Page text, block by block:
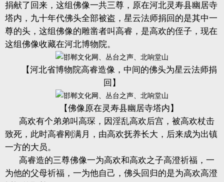
捐献了回来，这组佛像一共三尊，原在河北灵寿县幽居寺
塔内，九十年代佛头全部被盗，星云法师捐回的是其中一
尊的头， 这组佛像的雕凿者叫高睿，是高欢的侄子，现在
这组佛像收藏在河北博物院。
【河北省博物院高睿造像，中间的佛头为星云法师捐
回】
【佛像原在灵寿县幽居寺塔内】
高欢有个弟弟叫高琛，因淫乱高欢后宫，被高欢杖击
致死，此时高睿刚满月，由高欢抚养长大，后来成为出镇
一方的大员。
高睿造的三尊佛像一为高欢和高欢之子高澄祈福，一
为他的父母祈福，一为他自己，佛头回归的是为高欢高澄